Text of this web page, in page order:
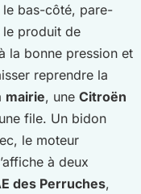
bas-côté, pare-
le produit de
la bonne pression et
reprendre la
mairie, une Citroën
file. Un bidon
le moteur
à deux
des Perruches,